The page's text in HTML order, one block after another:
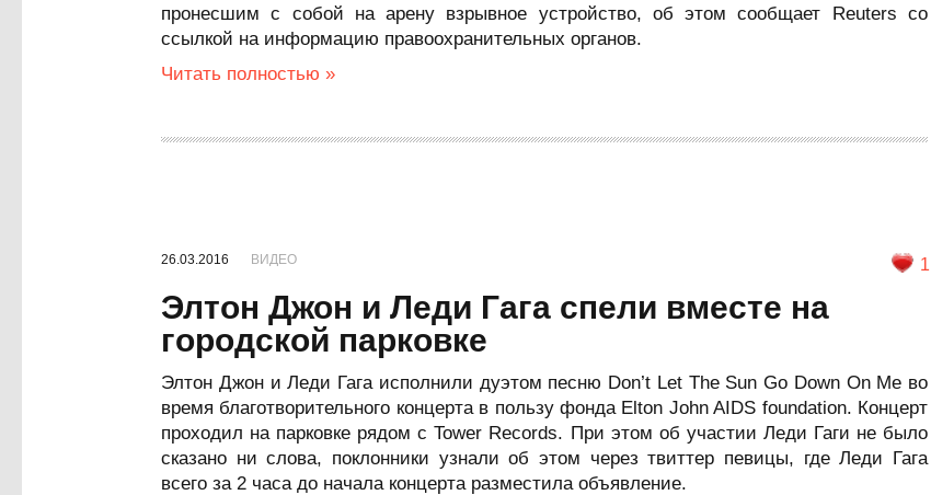
пронесшим с собой на арену взрывное устройство, об этом сообщает Reuters со
ссылкой на информацию правоохранительных органов.
Читать полностью »
26.03.2016 ВИДЕО 1
Элтон Джон и Леди Гага спели вместе на
городской парковке
Элтон Джон и Леди Гага исполнили дуэтом песню Don’t Let The Sun Go Down On Me во
время благотворительного концерта в пользу фонда Elton John AIDS foundation. Концерт
проходил на парковке рядом с Tower Records. При этом об участии Леди Гаги не было
сказано ни слова, поклонники узнали об этом через твиттер певицы, где Леди Гага
всего за 2 часа до начала концерта разместила объявление.